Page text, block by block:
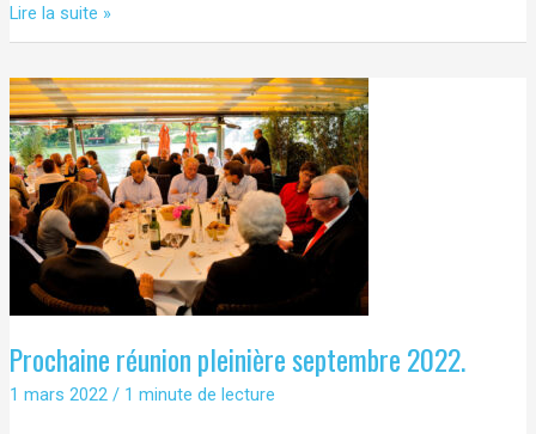
Évolutions réglementaires
–
Juridiques
Avril
2022
Lire la suite »
Prochaine réunion pleinière septembre 2022.
1 mars 2022 / 1 minute de lecture